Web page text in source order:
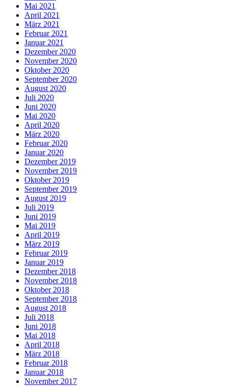
Mai 2021
April 2021
März 2021
Februar 2021
Januar 2021
Dezember 2020
November 2020
Oktober 2020
September 2020
August 2020
Juli 2020
Juni 2020
Mai 2020
April 2020
März 2020
Februar 2020
Januar 2020
Dezember 2019
November 2019
Oktober 2019
September 2019
August 2019
Juli 2019
Juni 2019
Mai 2019
April 2019
März 2019
Februar 2019
Januar 2019
Dezember 2018
November 2018
Oktober 2018
September 2018
August 2018
Juli 2018
Juni 2018
Mai 2018
April 2018
März 2018
Februar 2018
Januar 2018
November 2017